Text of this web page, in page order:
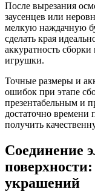
После вырезания
заусенцев или
мелкую наждачную
сделать края
аккуратность
игрушки.
Точные размеры и
ошибок при этапе
презентабельным и
достаточно времени
получить
Соединение
украшений